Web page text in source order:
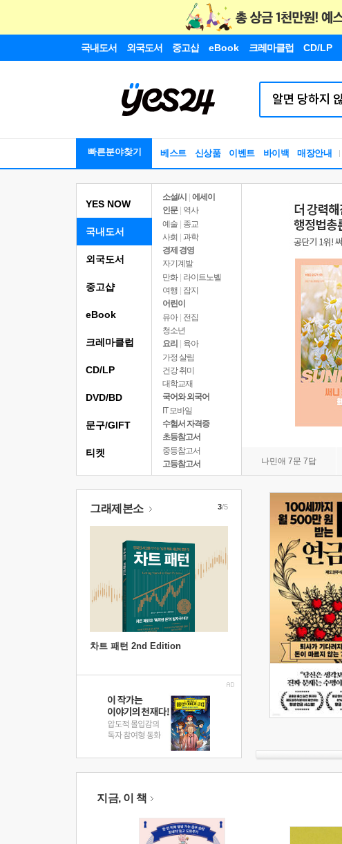
국내도서 외국도서 중고샵 eBook 크레마클럽 CD/LP
빠른분야찾기 베스트 신상품 이벤트 바이백 매장안내
YES NOW
국내도서
소설/시
에세이
인문
역사
예술 | 종교
사회 | 과학
경제 경영
자기계발
만화 | 라이트노벨
여행
잡지
어린이
유아 | 전집
청소년
요리
육아
가정 살림
건강 취미
대학교재
국어와 외국어
IT 모바일
수험서 자격증
초등참고서
중등참고서
고등참고서
나민애 7문 7답
외국도서
중고샵
eBook
크레마클럽
CD/LP
DVD/BD
문구/GIFT
티켓
그래제본소
차트 패턴 2nd Edition
3/5
지금, 이 책